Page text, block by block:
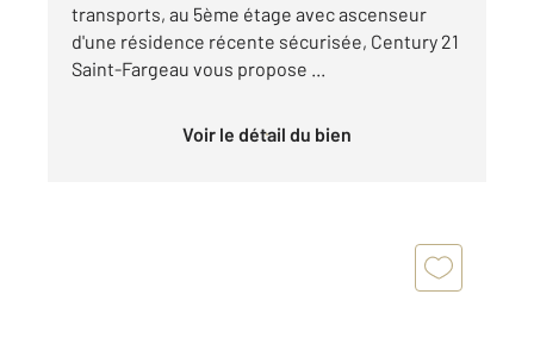
transports, au 5ème étage avec ascenseur
d'une résidence récente sécurisée, Century 21
Saint-Fargeau vous propose ...
Voir le détail du bien